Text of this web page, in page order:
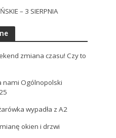
– 3 SIERPNIA
zmiana czasu! Czy to
nami Ogólnopolski
wypadła z A2
okien i drzwi